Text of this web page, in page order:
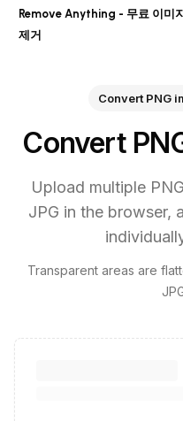
Remove Anything - 무료 이미
제거
Convert PNG
Convert
Upload multiple
JPG in the browser,
Transparent areas are